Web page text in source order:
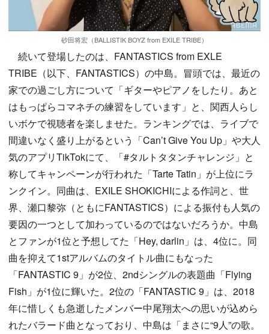
砂田将宏（BALLISTIK BOYZ from EXILE TRIBE）
続いて登場したのは、FANTASTICS from EXLE
TRIBE（以下、FANTASTICS）の中島。冒頭では、最近の
家での過ごし方について「ギターやピアノをしたり。あと
はもっぱらコマネチの練習をしています」と、関西人らし
いボケで視聴者を楽しませた。ランキングでは、ライブで
間違いなく盛り上がるという「Can’t Give You Up」や大人
気のアプリTikTokにて、「#タルトタタンチャレンジ」と
称してキャンペーンが行われた「Tarte Tatin」が上位にラ
ンクイン。同曲は、EXILE SHOKICHIによる作詞と、世
界、瀬口黎弥（ともにFANTASTICS）による振付も人気の
要因の一つとして加わっているのではないだろうか。中島
とファンが1位と予想してた「Hey, darlin」は、4位に。同
曲を抑えて1stアルバムのタイトル曲にもなった
「FANTASTIC 9」が2位、2ndシングルの表題曲「Flying
Fish」が1位に輝いた。2位の「FANTASTIC 9」は、2018
年に惜しくも急逝したメンバー中尾翔太への思いが込めら
れたバラード曲となっており、中島は「まさに“9人”の歌。